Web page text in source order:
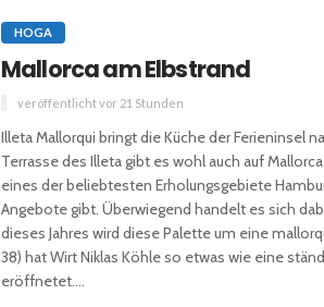
HOGA
Mallorca am Elbstrand
veröffentlicht vor 21 Stunden
Illeta Mallorqui bringt die Küche der Ferieninsel
Terrasse des Illeta gibt es wohl auch auf
eines der beliebtesten Erholungsgebiete
Angebote gibt. Überwiegend handelt es sich
dieses Jahres wird diese Palette um eine
38) hat Wirt Niklas Köhle so etwas wie eine
eröffnetet....
INTERESSANNTES MAGAZIN
Wie kann man mit
Kapital in
investieren